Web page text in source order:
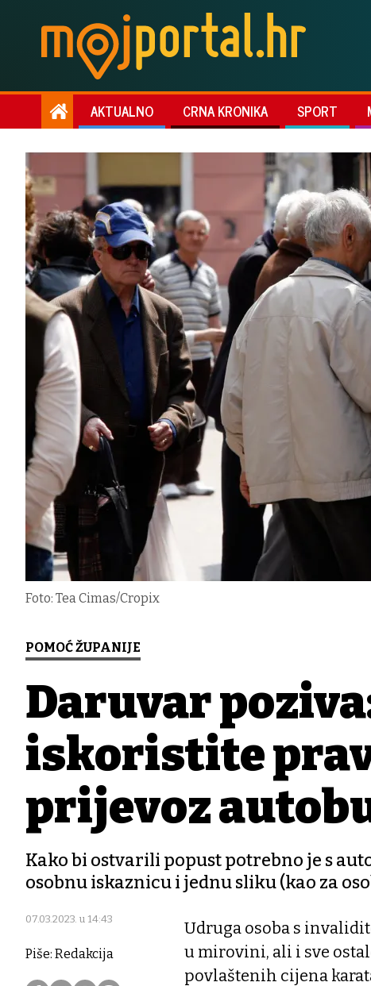
AKTUALNO CRNA KRONIKA SPORT
Foto: Tea Cimas/Cropix
POMOĆ ŽUPANIJE
Daruvar
iskoristite
prijevoz
Kako bi ostvarili popust potrebno je s
osobnu iskaznicu i jednu sliku (kao za
07.03.2023. u 14:43
Piše: Redakcija
Udruga osoba s
u mirovini, ali i sve
povlaštenih cijena